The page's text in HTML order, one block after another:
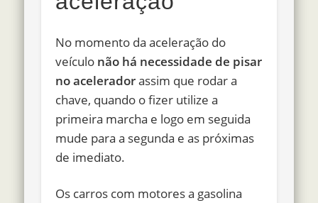
No momento da aceleração do
veículo não há necessidade de pisar
no aceleradorassim que rodar a
chave, quando o fizer utilize a
primeira marcha e logo em seguida
mude para a segunda e as próximas
de imediato.
Os carros com motores a gasolina